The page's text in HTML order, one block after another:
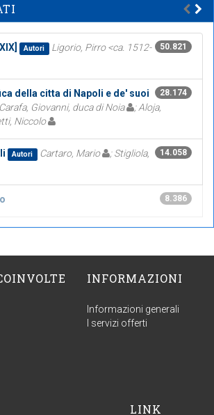
50.821
Autori
Ligorio, Pirro <ca. 1512-
28.174
della citta di Napoli e de' suoi
Carafa, Giovanni, duca di Noia
; Aloja,
Niccolo
14.058
Autori Cartaro, Mario
; Stigliola,
8.386
INFORMAZIONI
Informazioni generali
I servizi offerti
LINK